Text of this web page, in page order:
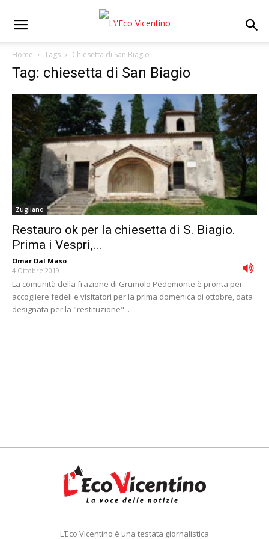
Home Tags Chiesetta di San Biagio
Tag: chiesetta di San Biagio
Zugliano
Restauro ok per la chiesetta di S. Biagio.
Prima i Vespri,...
Omar Dal Maso -
4 Ottobre 2019
La comunità della frazione di Grumolo Pedemonte è pronta per
accogliere fedeli e visitatori per la prima domenica di ottobre, data
designata per la "restituzione"...
L’Eco Vicentino è una testata giornalistica